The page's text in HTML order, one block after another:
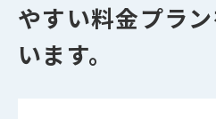
やすい料金プラ
います。